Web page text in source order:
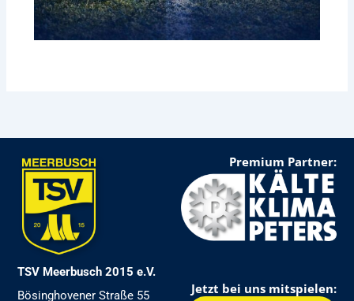
TSV Meerbusch 2015 e.V.
Bösinghovener Straße 55
Premium Partner:
Jetzt bei uns mitspielen: